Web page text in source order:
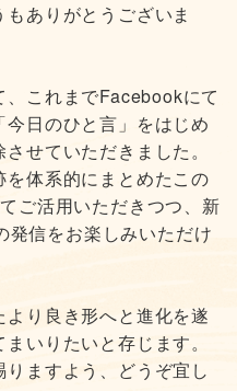
ありがとうございま
これまでFacebookにて
日のひと言」をはじめ
せていただきました。
体系的にまとめたこの
ご活用いただきつつ、新
発信をお楽しみいただけ
り良き形へと進化を遂
いりたいと存じます。
ますよう、どうぞ宜し